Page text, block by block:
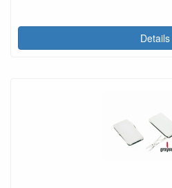
Details